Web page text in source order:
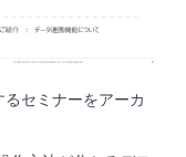
るセミナーをアーカ